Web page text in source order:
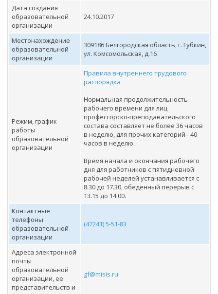
Дата создания
образовательной
организации
24.10.2017
Местонахождение
образовательной
организации
309186 Белгородская область, г. Губкин,
ул. Комсомольская, д.16
Режим, график
работы
образовательной
организации
Правила внутреннего трудового
распорядка
Нормальная продолжительность
рабочего времени для лиц
профессорско-преподавательского
состава составляет не более 36 часов
в неделю, для прочих категорий– 40
часов в неделю.
Время начала и окончания рабочего
дня для работников с пятидневной
рабочей неделей устанавливается с
8.30 до 17.30, обеденный перерыв с
13.15 до 14.00.
Контактные
телефоны
образовательной
организации
(47241) 5-51-83
Адреса электронной
почты
образовательной
организации, ее
представительств и
gf@misis.ru